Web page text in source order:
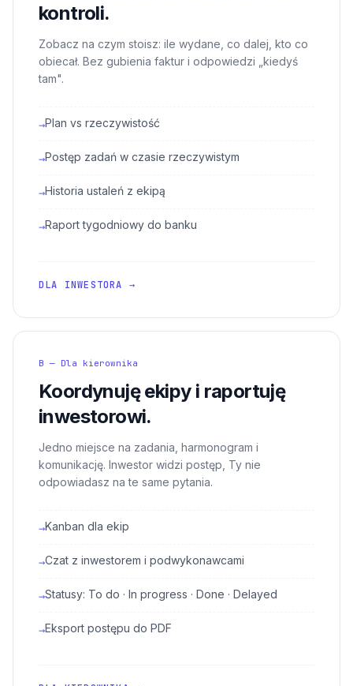
kontroli.
Zobacz na czym stoisz: ile wydane, co dalej, kto co
obiecał. Bez gubienia faktur i odpowiedzi „kiedyś
tam".
→Plan vs rzeczywistość
→Postęp zadań w czasie rzeczywistym
→Historia ustaleń z ekipą
→Raport tygodniowy do banku
DLA INWESTORA →
B — Dla kierownika
Koordynuję ekipy i raportuję
inwestorowi.
Jedno miejsce na zadania, harmonogram i
komunikację. Inwestor widzi postęp, Ty nie
odpowiadasz na te same pytania.
→Kanban dla ekip
→Czat z inwestorem i podwykonawcami
→Statusy: To do · In progress · Done · Delayed
→Eksport postępu do PDF